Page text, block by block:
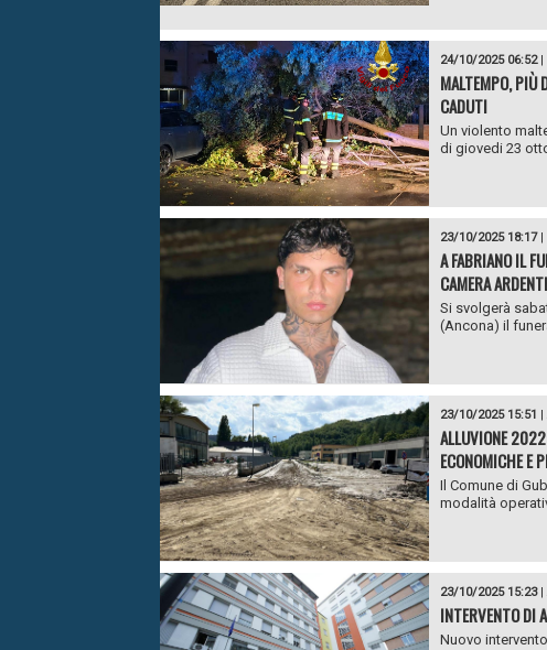
24/10/2025 06:52|
MALTEMPO, PIÙ
CADUTI
Un violento
di giovedi 23
23/10/2025 18:17|
A FABRIANO IL
CAMERA
Si svolgerà
(Ancona) il
23/10/2025 15:51
ALLUVIONE
ECONOMICHE E
Il Comune di
modalità
23/10/2025 15:23|
INTERVENTO DI
Nuovo